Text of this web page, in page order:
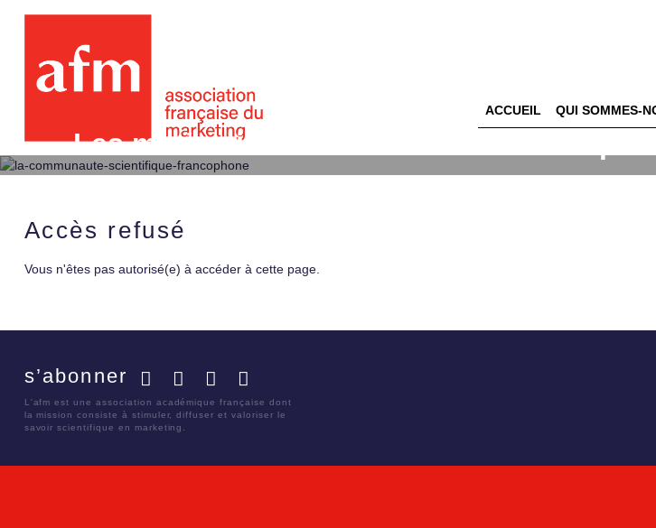
ACCUEIL QUI SOMMES-
Les motivations d’achat et les leviers
l’offre des marques de distributeurs
Accès refusé
Vous n'êtes pas autorisé(e) à accéder à cette page.
s’abonner
L'afm est une association académique française dont
la mission consiste à stimuler, diffuser et valoriser le
savoir scientifique en marketing.